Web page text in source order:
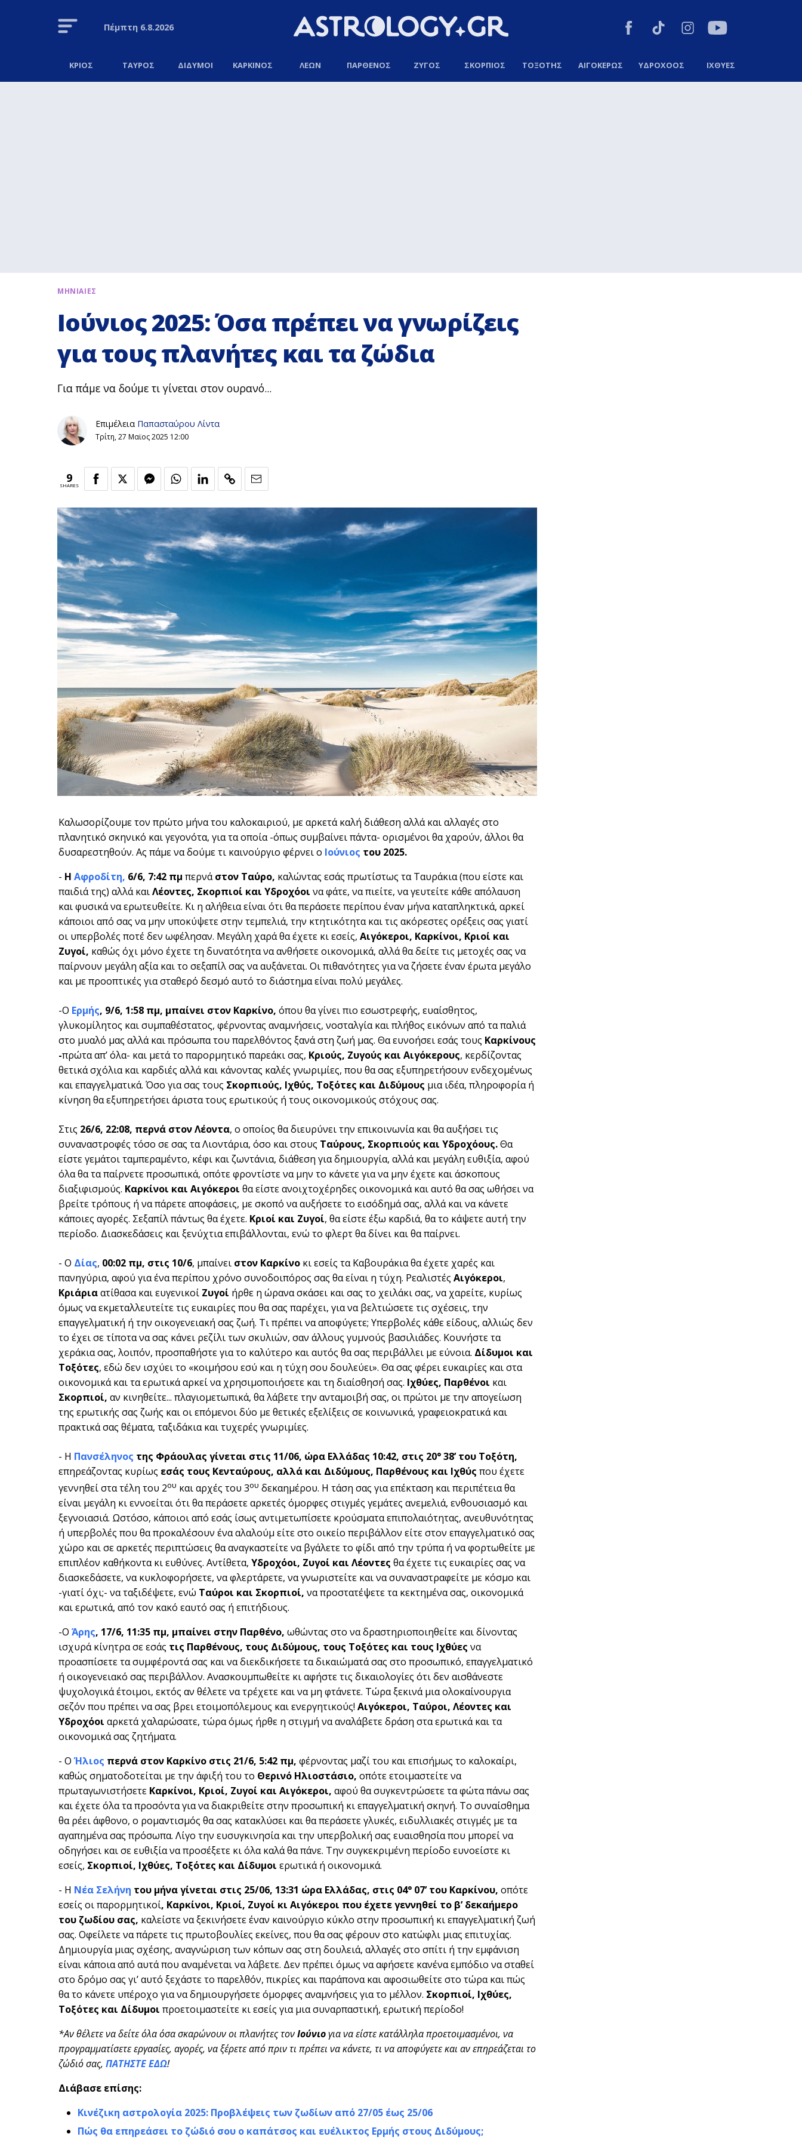
Πέμπτη6.8.2026
ΚΡΙΟΣ ΤΑΥΡΟΣ ΔΙΔΥΜΟΙ ΚΑΡΚΙΝΟΣ ΛΕΩΝ ΠΑΡΘΕΝΟΣ ΖΥΓΟΣ ΣΚΟΡΠΙΟΣ ΤΟΞΟΤΗΣ ΑΙΓΟΚΕΡΩΣ ΥΔΡΟΧΟΟΣ ΙΧΘΥΕΣ
ΜΗΝΙΑΙΕΣ
Ιούνιος 2025: Όσα πρέπει να γνωρίζεις
για τους πλανήτες και τα ζώδια
Για πάμε να δούμε τι γίνεται στον ουρανό...
Επιμέλεια Παπασταύρου Λίντα
Τρίτη, 27 Μαϊος 2025 12:00
9
SHARES
Καλωσορίζουμε τον πρώτο μήνα του καλοκαιριού, με αρκετά καλή διάθεση αλλά και αλλαγές στο
πλανητικό σκηνικό και γεγονότα, για τα οποία -όπως συμβαίνει πάντα- ορισμένοι θα χαρούν, άλλοι θα
δυσαρεστηθούν. Ας πάμε να δούμε τι καινούργιο φέρνει ο Ιούνιος του 2025.
- H Αφροδίτη, 6/6, 7:42 πμ περνάστον Ταύρο, καλώντας εσάς πρωτίστως τα Ταυράκια (που είστε και
παιδιά της) αλλά καιΛέοντες, Σκορπιοί και Υδροχόοι να φάτε, να πιείτε, να γευτείτε κάθε απόλαυση
και φυσικά να ερωτευθείτε. Κι η αλήθεια είναι ότι θα περάσετε περίπου έναν μήνα καταπληκτικά, αρκεί
κάποιοι από σας να μην υποκύψετε στην τεμπελιά, την κτητικότητα και τις ακόρεστες ορέξεις σας γιατί
οι υπερβολές ποτέ δεν ωφέλησαν. Μεγάλη χαρά θα έχετε κι εσείς, Αιγόκεροι, Καρκίνοι, Κριοί και
Ζυγοί, καθώς όχι μόνο έχετε τη δυνατότητα να ανθήσετε οικονομικά, αλλά θα δείτε τις μετοχές σας να
παίρνουν μεγάλη αξία και το σεξαπίλ σας να αυξάνεται. Οι πιθανότητες για να ζήσετε έναν έρωτα μεγάλο
και με προοπτικές για σταθερό δεσμό αυτό το διάστημα είναι πολύ μεγάλες.
-Ο Ερμής, 9/6, 1:58 πμ, μπαίνει στον Καρκίνο, όπου θα γίνει πιο εσωστρεφής, ευαίσθητος,
γλυκομίλητος και συμπαθέστατος, φέρνοντας αναμνήσεις, νοσταλγία και πλήθος εικόνων από τα παλιά
στο μυαλό μας αλλά και πρόσωπα του παρελθόντος ξανά στη ζωή μας. Θα ευνοήσει εσάς τους Καρκίνους
-πρώτα απ’ όλα- και μετά το παρορμητικό παρεάκι σας, Κριούς, Ζυγούς και Αιγόκερους, κερδίζοντας
θετικά σχόλια και καρδιές αλλά και κάνοντας καλές γνωριμίες, που θα σας εξυπηρετήσουν ενδεχομένως
και επαγγελματικά. Όσο για σας τους Σκορπιούς, Ιχθύς, Τοξότες και Διδύμους μια ιδέα, πληροφορία ή
κίνηση θα εξυπηρετήσει άριστα τους ερωτικούς ή τους οικονομικούς στόχους σας.
Στις 26/6, 22:08, περνά στον Λέοντα, ο οποίος θα διευρύνει την επικοινωνία και θα αυξήσει τις
συναναστροφές τόσο σε σας τα Λιοντάρια, όσο και στους Ταύρους, Σκορπιούς και Υδροχόους.Θα
είστε γεμάτοι ταμπεραμέντο, κέφι και ζωντάνια, διάθεση για δημιουργία, αλλά και μεγάλη ευθιξία, αφού
όλα θα τα παίρνετε προσωπικά, οπότε φροντίστε να μην το κάνετε για να μην έχετε και άσκοπους
διαξιφισμούς. Καρκίνοι και Αιγόκεροι θα είστε ανοιχτοχέρηδες οικονομικά και αυτό θα σας ωθήσει να
βρείτε τρόπους ή να πάρετε αποφάσεις, με σκοπό να αυξήσετε το εισόδημά σας, αλλά και να κάνετε
κάποιες αγορές. Σεξαπίλ πάντως θα έχετε. Κριοί και Ζυγοί, θα είστε έξω καρδιά, θα το κάψετε αυτή την
περίοδο. Διασκεδάσεις και ξενύχτια επιβάλλονται, ενώ το φλερτ θα δίνει και θα παίρνει.
- Ο Δίας, 00:02 πμ, στις 10/6, μπαίνει στον Καρκίνο κι εσείς τα Καβουράκια θα έχετε χαρές και
πανηγύρια, αφού για ένα περίπου χρόνο συνοδοιπόρος σας θα είναι η τύχη. Ρεαλιστές Αιγόκεροι,
Κριάριαατίθασα και ευγενικοί Ζυγοί ήρθε η ώρανα σκάσει και σας το χειλάκι σας, να χαρείτε, κυρίως
όμως να εκμεταλλευτείτε τις ευκαιρίες που θα σας παρέχει, για να βελτιώσετε τις σχέσεις, την
επαγγελματική ή την οικογενειακή σας ζωή. Τι πρέπει να αποφύγετε; Υπερβολές κάθε είδους, αλλιώς δεν
το έχει σε τίποτα να σας κάνει ρεζίλι των σκυλιών, σαν άλλους γυμνούς βασιλιάδες. Κουνήστε τα
χεράκια σας, λοιπόν, προσπαθήστε για το καλύτερο και αυτός θα σας περιβάλλει με εύνοια. Δίδυμοι και
Τοξότες, εδώ δεν ισχύει το «κοιμήσου εσύ και η τύχη σου δουλεύει». Θα σας φέρει ευκαιρίες και στα
οικονομικά και τα ερωτικά αρκεί να χρησιμοποιήσετε και τη διαίσθησή σας. Ιχθύες, Παρθένοι και
Σκορπιοί, αν κινηθείτε... πλαγιομετωπικά, θα λάβετε την ανταμοιβή σας, οι πρώτοι με την απογείωση
της ερωτικής σας ζωής και οι επόμενοι δύο με θετικές εξελίξεις σε κοινωνικά, γραφειοκρατικά και
πρακτικά σας θέματα, ταξιδάκια και τυχερές γνωριμίες.
- Η Πανσέληνος της Φράουλας γίνεται στις 11/06, ώρα Ελλάδας 10:42, στις 20° 38’ του Τοξότη,
επηρεάζοντας κυρίως εσάς τους Κενταύρους, αλλά και Διδύμους, Παρθένους και Ιχθύς που έχετε
γεννηθεί στα τέλη του 2ου και αρχές του 3ου δεκαημέρου. Η τάση σας για επέκταση και περιπέτεια θα
είναι μεγάλη κι εννοείται ότι θα περάσετε αρκετές όμορφες στιγμές γεμάτες ανεμελιά, ενθουσιασμό και
ξεγνοιασιά. Ωστόσο, κάποιοι από εσάς ίσως αντιμετωπίσετε κρούσματα επιπολαιότητας, ανευθυνότητας
ή υπερβολές που θα προκαλέσουν ένα αλαλούμ είτε στο οικείο περιβάλλον είτε στον επαγγελματικό σας
χώρο και σε αρκετές περιπτώσεις θα αναγκαστείτε να βγάλετε το φίδι από την τρύπα ή να φορτωθείτε με
επιπλέον καθήκοντα κι ευθύνες. Αντίθετα, Υδροχόοι, Ζυγοί και Λέοντες θα έχετε τις ευκαιρίες σας να
διασκεδάσετε, να κυκλοφορήσετε, να φλερτάρετε, να γνωριστείτε και να συναναστραφείτε με κόσμο και
-γιατί όχι;- να ταξιδέψετε, ενώ Ταύροι και Σκορπιοί, να προστατέψετε τα κεκτημένα σας, οικονομικά
και ερωτικά, από τον κακό εαυτό σας ή επιτήδιους.
-Ο Άρης, 17/6, 11:35 πμ, μπαίνει στην Παρθένο, ωθώντας στο να δραστηριοποιηθείτε και δίνοντας
ισχυρά κίνητρα σε εσάς τις Παρθένους, τους Διδύμους, τους Τοξότες και τους Ιχθύες να
προασπίσετε τα συμφέροντά σας και να διεκδικήσετε τα δικαιώματά σας στο προσωπικό, επαγγελματικό
ή οικογενειακό σας περιβάλλον. Ανασκουμπωθείτε κι αφήστε τις δικαιολογίες ότι δεν αισθάνεστε
ψυχολογικά έτοιμοι, εκτός αν θέλετε να τρέχετε και να μη φτάνετε. Τώρα ξεκινά μια ολοκαίνουργια
σεζόν που πρέπει να σας βρει ετοιμοπόλεμους και ενεργητικούς! Αιγόκεροι, Ταύροι, Λέοντες και
Υδροχόοι αρκετά χαλαρώσατε, τώρα όμως ήρθε η στιγμή να αναλάβετε δράση στα ερωτικά και τα
οικονομικά σας ζητήματα.
- ΟΉλιος περνά στον Καρκίνο στις 21/6, 5:42 πμ, φέρνοντας μαζί του και επισήμως το καλοκαίρι,
καθώς σηματοδοτείται με την άφιξή του το Θερινό Ηλιοστάσιο, οπότε ετοιμαστείτε να
πρωταγωνιστήσετε Καρκίνοι, Κριοί, Ζυγοί και Αιγόκεροι, αφού θα συγκεντρώσετε τα φώτα πάνω σας
και έχετε όλα τα προσόντα για να διακριθείτε στην προσωπική κι επαγγελματική σκηνή. Το συναίσθημα
θα ρέει άφθονο, ο ρομαντισμός θα σας κατακλύσει και θα περάσετε γλυκές, ειδυλλιακές στιγμές με τα
αγαπημένα σας πρόσωπα. Λίγο την ευσυγκινησία και την υπερβολική σας ευαισθησία που μπορεί να
οδηγήσει και σε ευθιξία να προσέξετε κι όλα καλά θα πάνε. Την συγκεκριμένη περίοδο ευνοείστε κι
εσείς, Σκορπιοί, Ιχθύες, Τοξότες και Δίδυμοι ερωτικά ή οικονομικά.
- Η Νέα Σελήνη του μήνα γίνεται στις 25/06, 13:31 ώρα Ελλάδας, στις 04° 07’ του Καρκίνου, οπότε
εσείς οι παρορμητικοί, Καρκίνοι, Κριοί, Ζυγοί κι Αιγόκεροι που έχετε γεννηθεί το β’ δεκαήμερο
του ζωδίου σας, καλείστε να ξεκινήσετε έναν καινούργιο κύκλο στην προσωπική κι επαγγελματική ζωή
σας. Οφείλετε να πάρετε τις πρωτοβουλίες εκείνες, που θα σας φέρουν στο κατώφλι μιας επιτυχίας.
Δημιουργία μιας σχέσης, αναγνώριση των κόπων σας στη δουλειά, αλλαγές στο σπίτι ή την εμφάνιση
είναι κάποια από αυτά που αναμένεται να λάβετε. Δεν πρέπει όμως να αφήσετε κανένα εμπόδιο να σταθεί
στο δρόμο σας γι’ αυτό ξεχάστε το παρελθόν, πικρίες και παράπονα και αφοσιωθείτε στο τώρα και πώς
θα το κάνετε υπέροχο για να δημιουργήσετε όμορφες αναμνήσεις για το μέλλον. Σκορπιοί, Ιχθύες,
Τοξότες και Δίδυμοι προετοιμαστείτε κι εσείς για μια συναρπαστική, ερωτική περίοδο!
*Αν θέλετε να δείτε όλα όσα σκαρώνουν οι πλανήτες τονΙούνιογια να είστε κατάλληλα προετοιμασμένοι, να
προγραμματίσετε εργασίες, αγορές, να ξέρετε από πριν τι πρέπει να κάνετε, τι να αποφύγετε και αν επηρεάζεται το
ζώδιό σας, ΠΑΤΗΣΤΕ ΕΔΩ!
Διάβασε επίσης:
Κινέζικη αστρολογία 2025: Προβλέψεις των ζωδίων από 27/05 έως 25/06
Πώς θα επηρεάσει το ζώδιό σου ο καπάτσος και ευέλικτος Ερμής στους Διδύμους;